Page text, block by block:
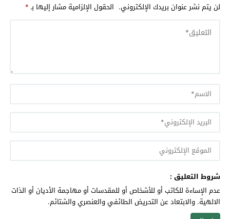
لن يتم نشر عنوان بريدك الإلكتروني. الحقول الإلزامية مشار إليها بـ*
شروط التعليق :
عدم الإساءة للكاتب أو للأشخاص أو للمقدسات أو مهاجمة الأديان أو الذات
الالهية. والابتعاد عن التحريض الطائفي والعنصري والشتائم.